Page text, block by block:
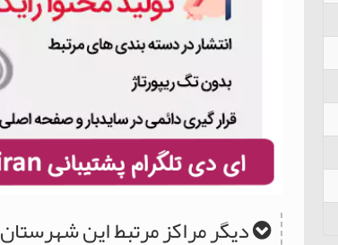
دیگر مراکز مرتبط این شهرستان